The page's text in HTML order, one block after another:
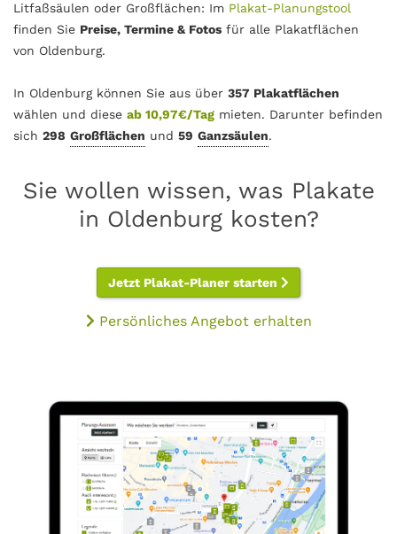
Litfaßsäulen oder Großflächen: Im Plakat-Planungstool
finden Sie Preise, Termine & Fotos für alle Plakatflächen
von Oldenburg.
In Oldenburg können Sie aus über 357 Plakatflächen
wählen und diese ab 10,97€/Tag mieten. Darunter befinden
sich 298 Großflächen und 59 Ganzsäulen.
Sie wollen wissen, was Plakate
in Oldenburg kosten?
Jetzt Plakat-Planer starten
Persönliches Angebot erhalten